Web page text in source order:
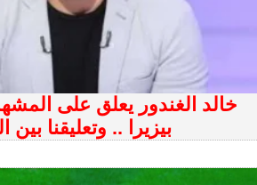
خالد الغندور يعلق على
بيزيرا .. وتعليقنا بين